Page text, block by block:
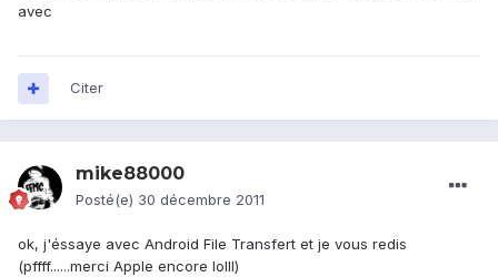
avec
Citer
mike88000
Posté(e) 30 décembre 2011
ok, j'éssaye avec Android File Transfert et je vous redis
(pffff......merci Apple encore lolll)